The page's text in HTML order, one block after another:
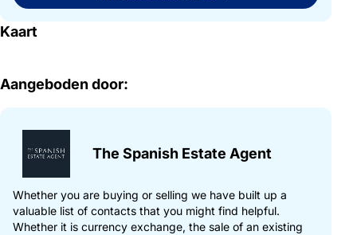
Kaart
Aangeboden door:
The Spanish Estate Agent
Whether you are buying or selling we have built up a
valuable list of contacts that you might find helpful.
Whether it is currency exchange, the sale of an existing